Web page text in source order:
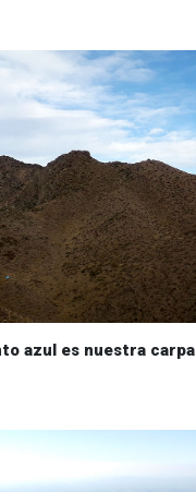
azul es nuestra carpa